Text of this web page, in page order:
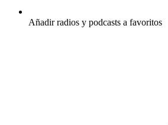
Añadir radios y podcasts a favoritos